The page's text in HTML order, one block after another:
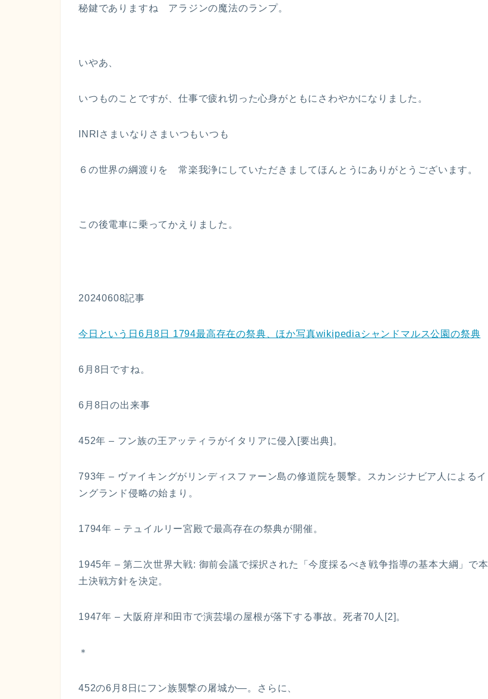
秘鍵でありますね アラジンの魔法のランプ。
いやあ、
いつものことですが、仕事で疲れ切った心身がともにさわやかになりました。
INRIさまいなりさまいつもいつも
６の世界の綱渡りを 常楽我浄にしていただきましてほんとうにありがとうございます。
この後電車に乗ってかえりました。
20240608記事
今日という日6月8日 1794最高存在の祭典、ほか写真wikipediaシャンドマルス公園の祭典
6月8日ですね。
6月8日の出来事
452年 – フン族の王アッティラがイタリアに侵入[要出典]。
793年 – ヴァイキングがリンディスファーン島の修道院を襲撃。スカンジナビア人によるイ
ングランド侵略の始まり。
1794年 – テュイルリー宮殿で最高存在の祭典が開催。
1945年 – 第二次世界大戦: 御前会議で採択された「今度採るべき戦争指導の基本大綱」で本
土決戦方針を決定。
1947年 – 大阪府岸和田市で演芸場の屋根が落下する事故。死者70人[2]。
＊
452の6月8日にフン族襲撃の屠城か—。さらに、